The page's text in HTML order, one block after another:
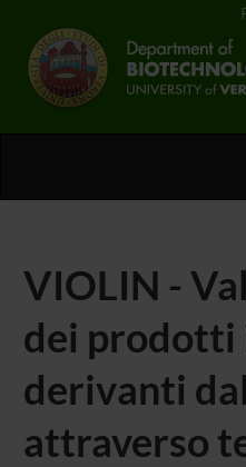
VIOLIN -
dei
derivanti
attraverso